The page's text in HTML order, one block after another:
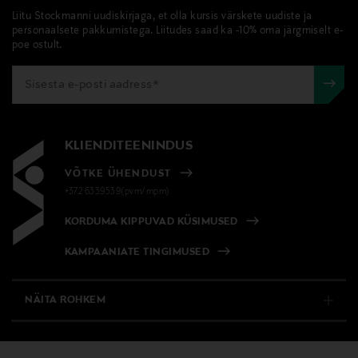
koondades kreemja vahu joogi keskosasse. Klaas
mahutab topeltespresso, mis on ideaalne valik nii
igapäevaseks nautimiseks kui ka erilisteks hetkeks.
Komplekt sisaldab kahte 90 ml mahutavusega
espressoklaasi. Klaasid on valmistatud kuumakindlast
LOE LISAKS
Tootenumber
Lämmönkestävä lasi
Materjal
Klaas
Tilavuus
0,00 € – 4,90 €
Liitu Stockmanni uudiskirjaga, et olla kursis värskete uudiste ja
personaalsete pakkumistega. Liitudes saad ka -10% oma järgmiselt e-
poe ostult.
KLIENDITEENINDUS
VÕTKE ÜHENDUST
+372 6339539(pvm/mpm)
KORDUMA KIPPUVAD KÜSIMUSED
KAMPAANIATE TINGIMUSED
NÄITA ROHKEM